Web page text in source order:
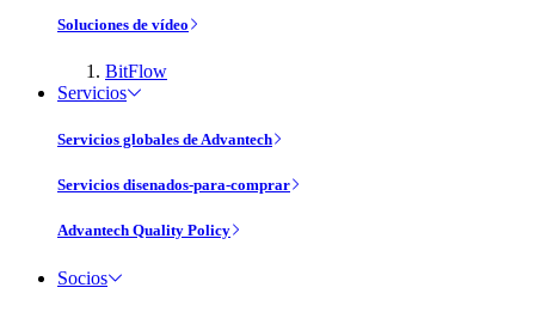
Soluciones de vídeo
BitFlow
Servicios
Servicios globales de Advantech
Servicios disenados-para-comprar
Advantech Quality Policy
Socios